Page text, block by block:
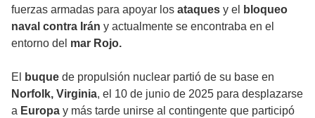
fuerzas armadas para apoyar los ataques y el
bloqueo
naval contra Irán y actualmente se encontraba en el
entorno del mar Rojo.
El buque de propulsión nuclear partió de su base en
Norfolk, Virginia, el 10 de junio de 2025 para desplazarse
a Europa y más tarde unirse al contingente que participó